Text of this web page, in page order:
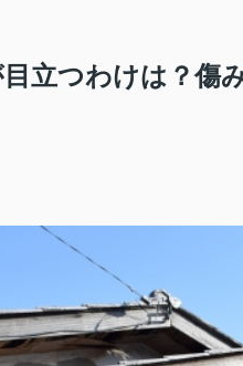
立つわけは？傷